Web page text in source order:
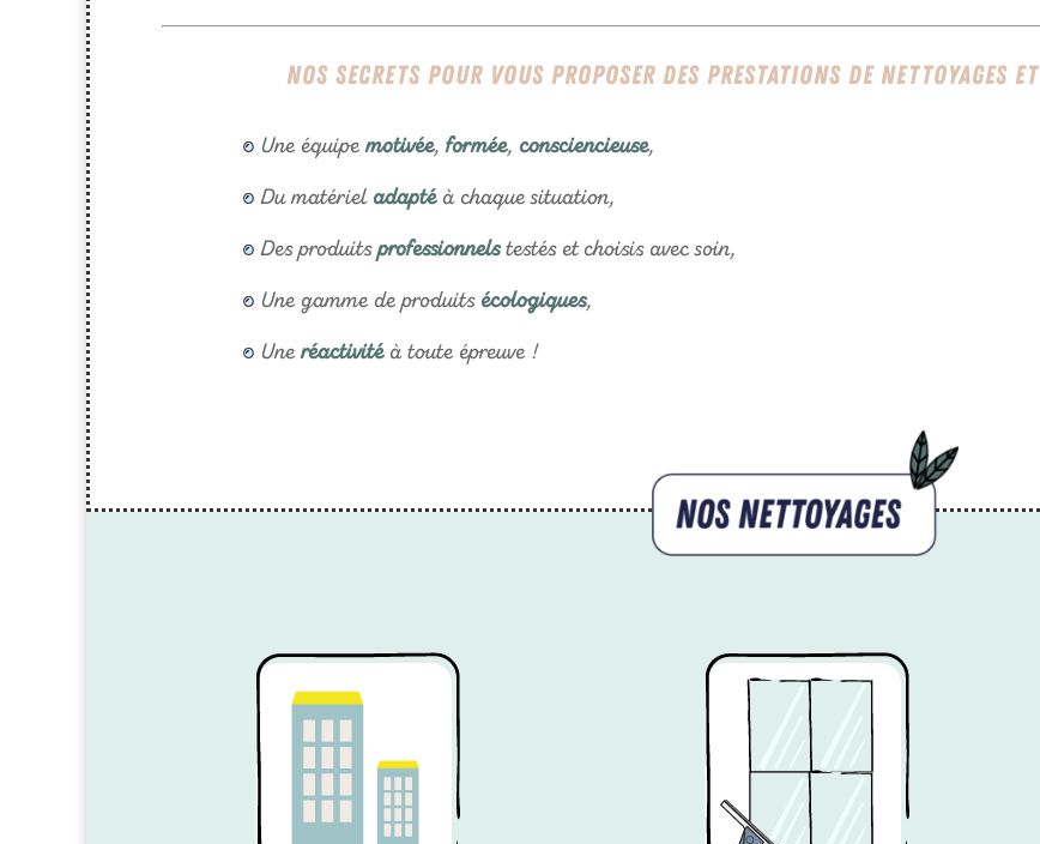
Nos secrets pour vous proposer des prestations de nettoyages
Une équipemotivée,formée, consciencieuse,
Du matériel adaptéà chaque situation,
Des produitsprofessionnels testés et choisis avec soin,
Une gamme de produits écologiques,
Uneréactivité à toute épreuve !